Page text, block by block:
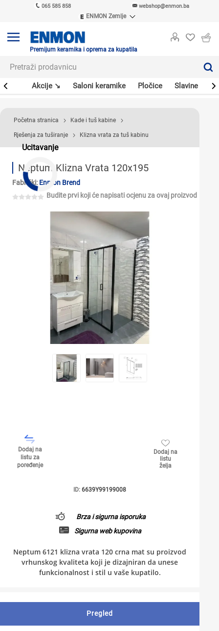
065 585 858 webshop@enmon.ba
ENMON Zemlje
ENMON MKD
Premijum keramika i oprema za kupatila
Akcije ↘ Saloni keramike Pločice Slavine
Ucitavanje
Početna stranica Kade i tuš kabine
Rješenja za tuširanje Klizna vrata za tuš kabinu
Neptum Klizna Vrata 120x195
Fabrički: Enmon Brend
Budite prvi koji će napisati ocjenu za ovaj proizvod
Dodaj na
listu za
poređenje
Dodaj na
listu
želja
ID: 6639Y99199008
Brza i sigurna isporuka
Sigurna web kupovina
Neptum 6121 klizna vrata 120 crna mat su proizvod
vrhunskog kvaliteta koji je dizajniran da unese
funkcionalnost i stil u vaše kupatilo.
Pregled